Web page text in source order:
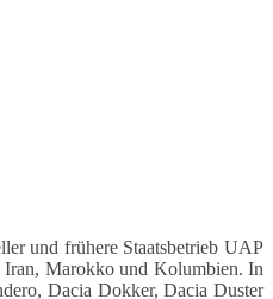
und frühere Staatsbetrieb UAP
Iran, Marokko und Kolumbien. In
Dacia Dokker, Dacia Duster